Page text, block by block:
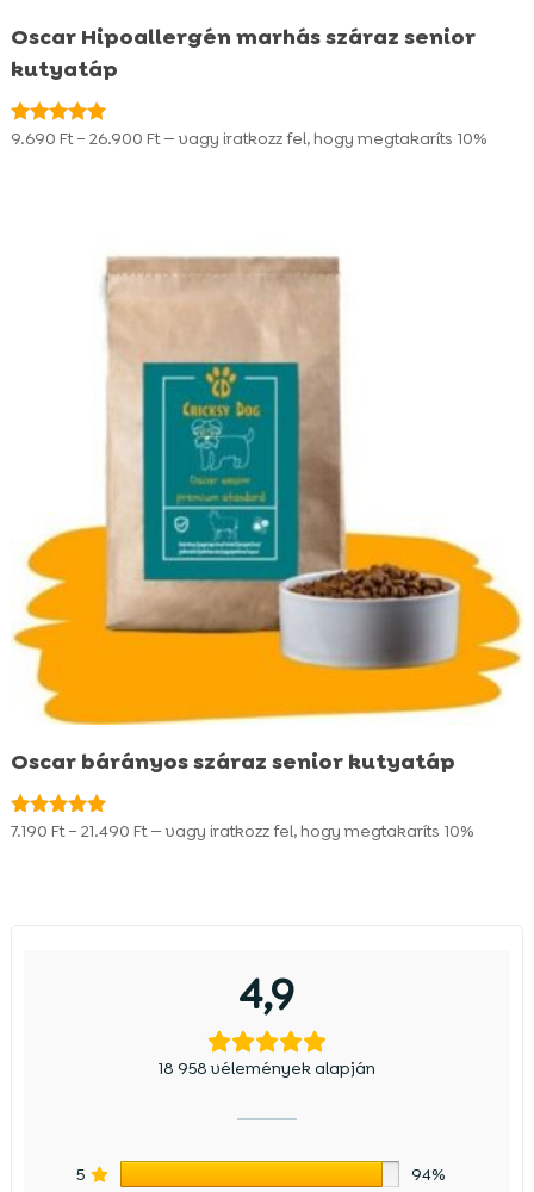
Oscar Hipoallergén marhás száraz senior
kutyatáp
Értékelés:
9.690 Ft – 26.900 FtÁrtartomány:
— vagy iratkozz fel, hogy megtakaríts 10%
Oscar bárányos száraz senior kutyatáp
Értékelés:
7.190 Ft – 21.490 FtÁrtartomány:
— vagy iratkozz fel, hogy megtakaríts 10%
4,9
18 958 vélemények alapján
5 94%